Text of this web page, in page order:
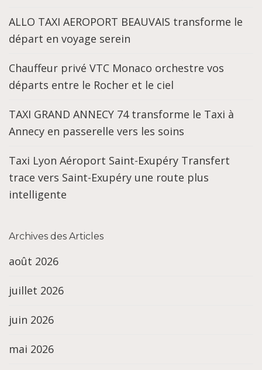
ALLO TAXI AEROPORT BEAUVAIS transforme le
départ en voyage serein
Chauffeur privé VTC Monaco orchestre vos
départs entre le Rocher et le ciel
TAXI GRAND ANNECY 74 transforme le Taxi à
Annecy en passerelle vers les soins
Taxi Lyon Aéroport Saint-Exupéry Transfert
trace vers Saint-Exupéry une route plus
intelligente
Archives des Articles
août 2026
juillet 2026
juin 2026
mai 2026